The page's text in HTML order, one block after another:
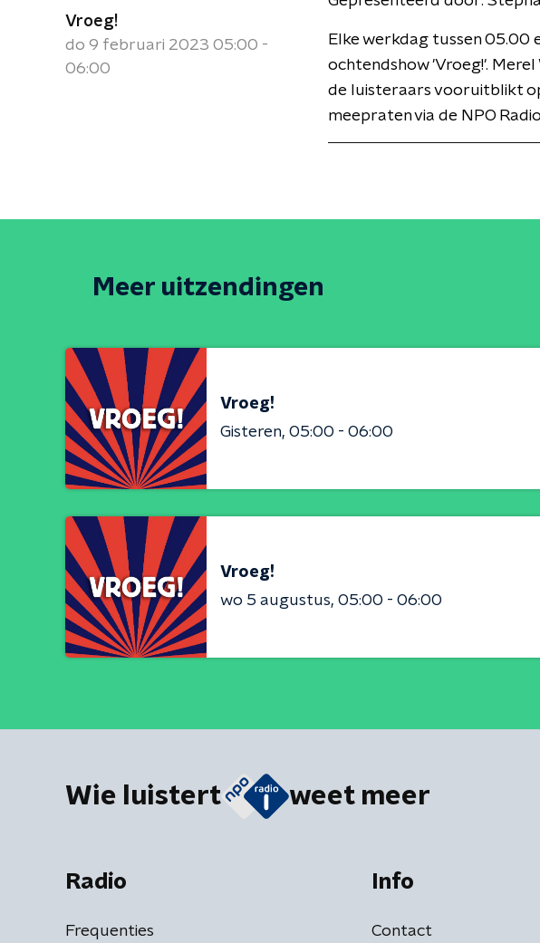
Vroeg!
do 9 februari 2023 05:00 -
06:00
Elke werkdag tussen 05.00
ochtendshow 'Vroeg!'.
de luisteraars vooruitblikt
meepraten via de NPO
Meer uitzendingen
Vroeg!
Gisteren 05:00 - 06:00
Vroeg!
wo 5 augustus 05:00 - 06:00
Wie luistert weet meer
Radio
Frequenties
Info
Contact